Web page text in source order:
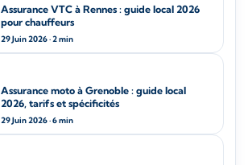
Assurance VTC à Rennes : guide local 2026
pour chauffeurs
29 Juin 2026 · 2 min
Assurance moto à Grenoble : guide local
2026, tarifs et spécificités
29 Juin 2026 · 6 min